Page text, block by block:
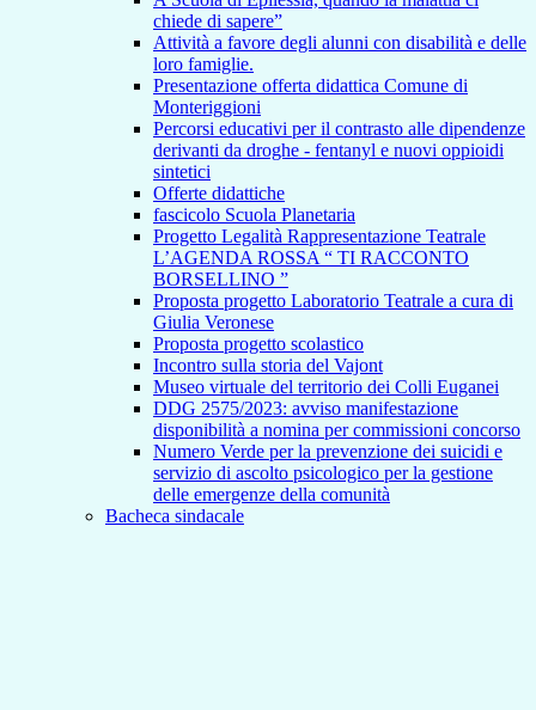
chiede di sapere”
Attività a favore degli alunni con disabilità e delle
loro famiglie.
Presentazione offerta didattica Comune di
Monteriggioni
Percorsi educativi per il contrasto alle dipendenze
derivanti da droghe - fentanyl e nuovi oppioidi
sintetici
Offerte didattiche
fascicolo Scuola Planetaria
Progetto Legalità Rappresentazione Teatrale
L’AGENDA ROSSA “ TI RACCONTO
BORSELLINO ”
Proposta progetto Laboratorio Teatrale a cura di
Giulia Veronese
Proposta progetto scolastico
Incontro sulla storia del Vajont
Museo virtuale del territorio dei Colli Euganei
DDG 2575/2023: avviso manifestazione
disponibilità a nomina per commissioni concorso
Numero Verde per la prevenzione dei suicidi e
servizio di ascolto psicologico per la gestione
delle emergenze della comunità
Bacheca sindacale